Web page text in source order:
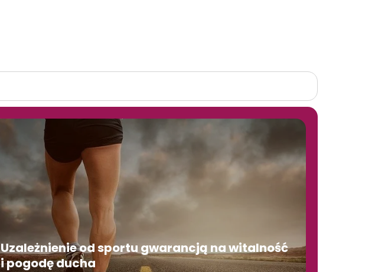
Uzależnienie od sportu gwarancją na witalność
i pogodę ducha